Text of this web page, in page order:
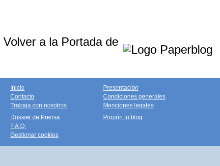
Volver a la Portada de
Inicio
Contacto
Trabaja con nosotros
Presentación
Condiciones generales
Menciones legales
Dossier de Prensa
F.A.Q.
Gestionar cookies
Propón tu blog